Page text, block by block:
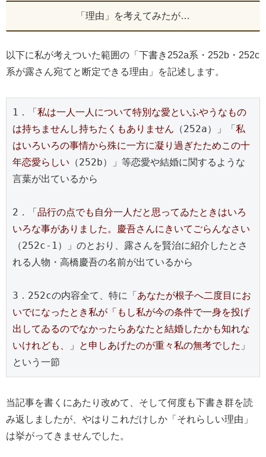
「理由」を考えてみたが…
以下に私が考えついた範囲の「下書き252a系・252b・252c
系が露さん宛てと断定できる理由」を記述します。
1．「 私は一人一人について特別な愛といふやうなもの
は持ちませんし持ちたくもありません （252a）」「 私
はいろいろの事情から殊に一方に凝り過ぎたためこの十
年恋愛らしい （252b）」等恋愛や結婚に関するような
言葉が出ているから
2．「 品行の点でも自分一人だと思ってゐたときはいろ
いろな事がありました。慶吾さんにきいてごらんなさい
（252c-1）」のとおり、露さんを賢治に紹介したとさ
れる人物・高橋慶吾の名前が出ているから
3．252cの内容全て、特に「 あなたが根子へ二度目にお
いでになったとき私が「もし私が今の条件で一身を投げ
出してゐるのでなかったらあなたと結婚したかも知れな
いけれども、」と申しあげたのが重々私の無考でした 」
という一節
当記事を書くにあたり改めて、そして何度も下書き群を読
み返しましたが、やはりこれだけしか「それらしい理由」
は挙がってきませんでした。